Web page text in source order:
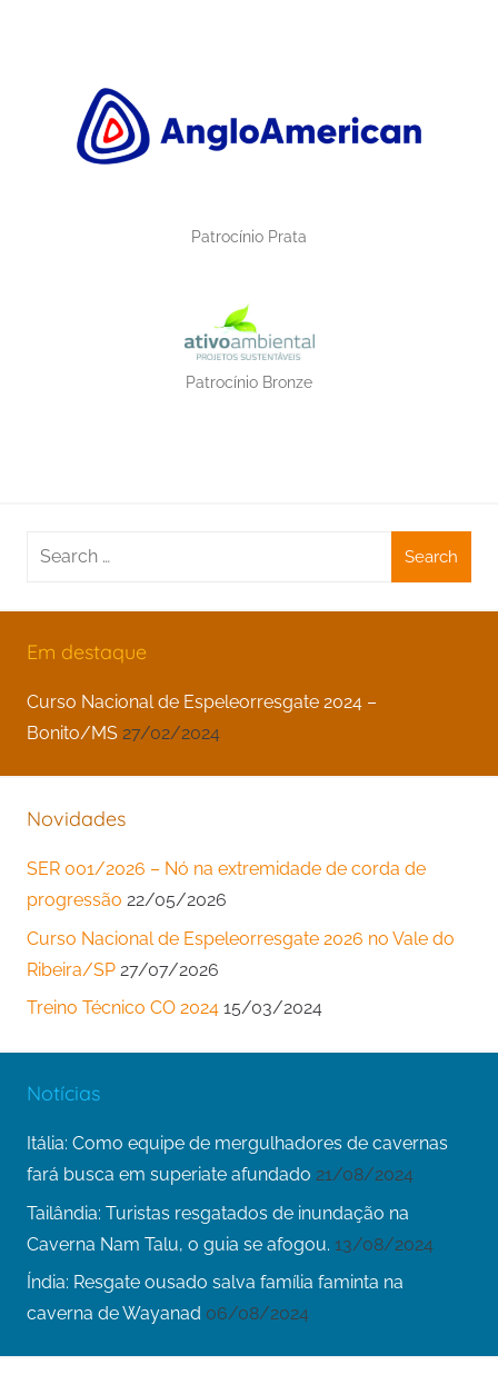
Patrocínio Prata
Patrocínio Bronze
Search
Em destaque
Curso Nacional de Espeleorresgate 2024 –
Bonito/MS 27/02/2024
Novidades
SER 001/2026 – Nó na extremidade de corda de
progressão 22/05/2026
Curso Nacional de Espeleorresgate 2026 no Vale do
Ribeira/SP 27/07/2026
Treino Técnico CO 2024 15/03/2024
Notícias
Itália: Como equipe de mergulhadores de cavernas
fará busca em superiate afundado 21/08/2024
Tailândia: Turistas resgatados de inundação na
Caverna Nam Talu, o guia se afogou. 13/08/2024
Índia: Resgate ousado salva família faminta na
caverna de Wayanad 06/08/2024